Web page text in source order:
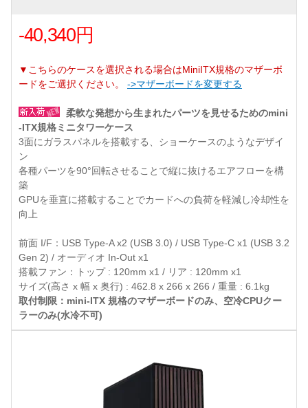
-40,340円
▼こちらのケースを選択される場合はMiniITX規格のマザーボ
ードをご選択ください。 ->マザーボードを変更する
柔軟な発想から生まれたパーツを見せるためのmini
-ITX規格ミニタワーケース
3面にガラスパネルを搭載する、ショーケースのようなデザイ
ン
各種パーツを90°回転させることで縦に抜けるエアフローを構
築
GPUを垂直に搭載することでカードへの負荷を軽減し冷却性を
向上
前面 I/F：USB Type-A x2 (USB 3.0) / USB Type-C x1 (USB 3.2
Gen 2) / オーディオ In-Out x1
搭載ファン：トップ : 120mm x1 / リア : 120mm x1
サイズ(高さ x 幅 x 奥行) : 462.8 x 266 x 266 / 重量 : 6.1kg
取付制限：mini-ITX 規格のマザーボードのみ、空冷CPUクー
ラーのみ(水冷不可)